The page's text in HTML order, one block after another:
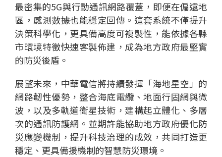
最密集的5G與行動通訊網路覆蓋，即便在偏遠地
區，感測數據也能穩定回傳。這套系統不僅提升
決策科學化，更具備高度可複製性，能依據各縣
市環境特徵快速客製佈建，成為地方政府最堅實
的防災後盾。
展望未來，中華電信將持續發揮「海地星空」的
網路韌性優勢，整合海底電纜、地面行固網與微
波，以及多軌道衛星技術，建構起立體化、多層
次的通訊防護網。並期許能協助地方政府優化防
災應變機制，提升科技治理的成效，共同打造更
穩定、更具備援機制的智慧防災環境。